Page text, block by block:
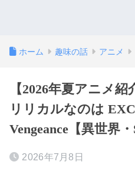
ホーム 趣味の話 アニメ
【2026年夏アニメ
リリカルなのは
Vengeance【異世界
2026年7月8日